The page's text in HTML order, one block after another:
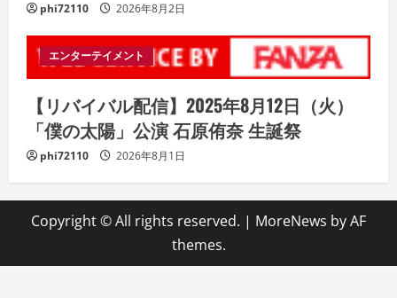
phi72110 2026年8月2日
エンターテイメント
【リバイバル配信】2025年8月12日（火）
「僕の太陽」公演 石原侑奈 生誕祭
phi72110 2026年8月1日
Copyright © All rights reserved. | MoreNews by AF
themes.